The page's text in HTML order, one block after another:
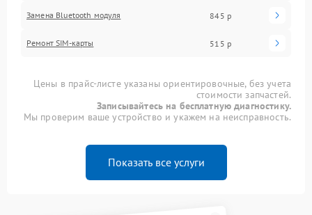
Замена Bluetooth модуля 845 р
Ремонт SIM-карты 515 р
Цены в прайс-листе указаны ориентировочные, без учета
стоимости запчастей.
Записывайтесь на бесплатную диагностику.
Мы проверим ваше устройство и укажем на неисправность.
Показать все услуги